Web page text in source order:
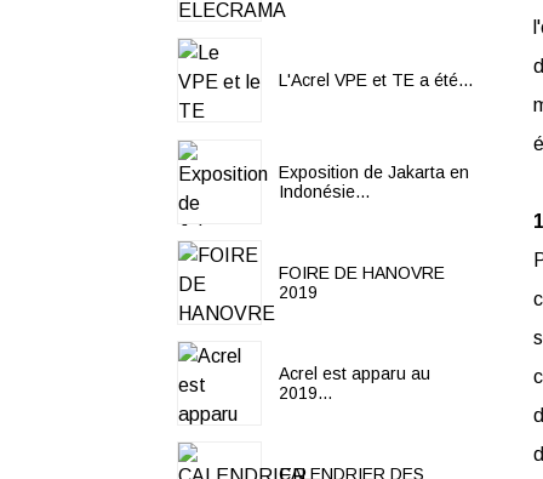
L'Acrel VPE et TE a été...
Exposition de Jakarta en
Indonésie...
FOIRE DE HANOVRE
2019
Acrel est apparu au
2019...
CALENDRIER DES